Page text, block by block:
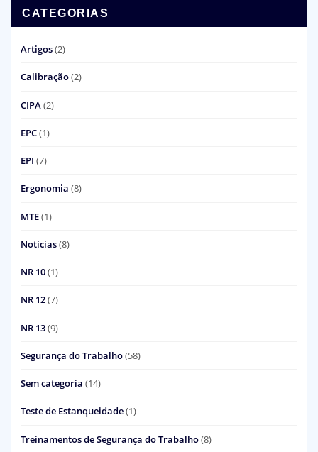
CATEGORIAS
Artigos(2)
Calibração(2)
CIPA(2)
EPC(1)
EPI (7)
Ergonomia (8)
MTE(1)
Notícias(8)
NR 10(1)
NR 12(7)
NR 13(9)
Segurança do Trabalho(58)
Sem categoria (14)
Teste de Estanqueidade(1)
Treinamentos de Segurança do Trabalho(8)